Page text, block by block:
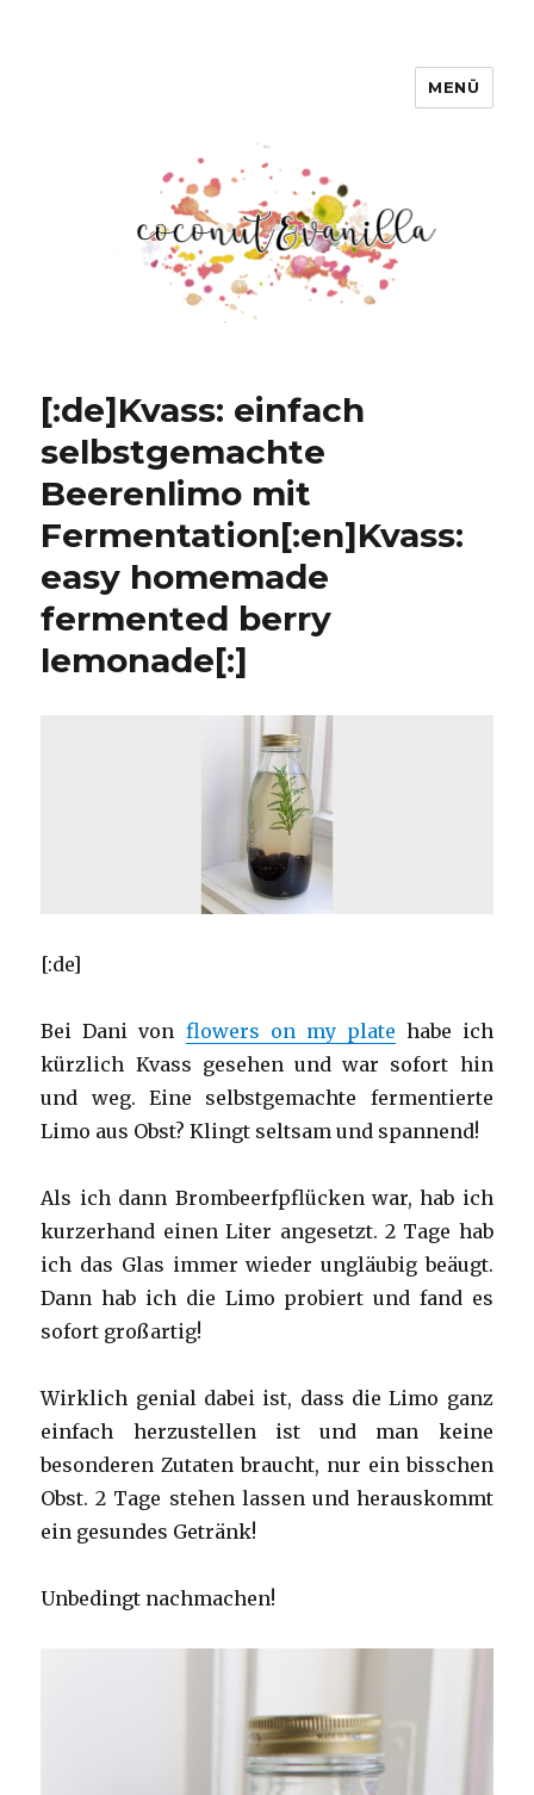
MENÜ
[:de]Kvass: einfach
selbstgemachte
Beerenlimo mit
Fermentation[:en]Kvass:
easy homemade
fermented berry
lemonade[:]
[:de]
Bei Dani von flowers on my plate habe ich
kürzlich Kvass gesehen und war sofort hin
und weg. Eine selbstgemachte fermentierte
Limo aus Obst? Klingt seltsam und spannend!
Als ich dann Brombeerfpflücken war, hab ich
kurzerhand einen Liter angesetzt. 2 Tage hab
ich das Glas immer wieder ungläubig beäugt.
Dann hab ich die Limo probiert und fand es
sofort großartig!
Wirklich genial dabei ist, dass die Limo ganz
einfach herzustellen ist und man keine
besonderen Zutaten braucht, nur ein bisschen
Obst. 2 Tage stehen lassen und herauskommt
ein gesundes Getränk!
Unbedingt nachmachen!